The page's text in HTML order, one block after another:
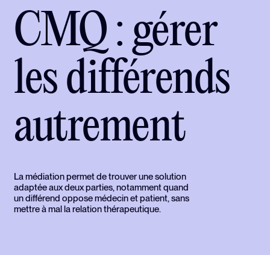
CMQ : gérer
les différends
autrement
La médiation permet de trouver une solution
adaptée aux deux parties, notamment quand
un différend oppose médecin et patient, sans
mettre à mal la relation thérapeutique.